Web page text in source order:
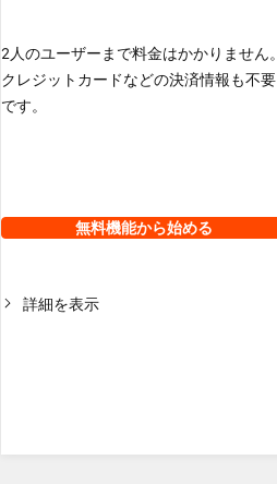
2人のユーザーまで料金はかかりません。
クレジットカードなどの決済情報も不要
です。
無料機能から始める
詳細を表示